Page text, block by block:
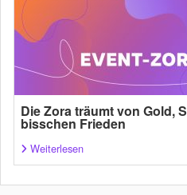
Die Zora träumt von Gold,
bisschen Frieden
Weiterlesen